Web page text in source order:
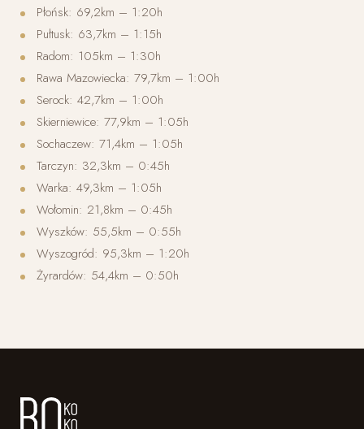
Płońsk: 69,2km – 1:20h
Pułtusk: 63,7km – 1:15h
Radom: 105km – 1:30h
Rawa Mazowiecka: 79,7km – 1:00h
Serock: 42,7km – 1:00h
Skierniewice: 77,9km – 1:05h
Sochaczew: 71,4km – 1:05h
Tarczyn: 32,3km – 0:45h
Warka: 49,3km – 1:05h
Wołomin: 21,8km – 0:45h
Wyszków: 55,5km – 0:55h
Wyszogród: 95,3km – 1:20h
Żyrardów: 54,4km – 0:50h